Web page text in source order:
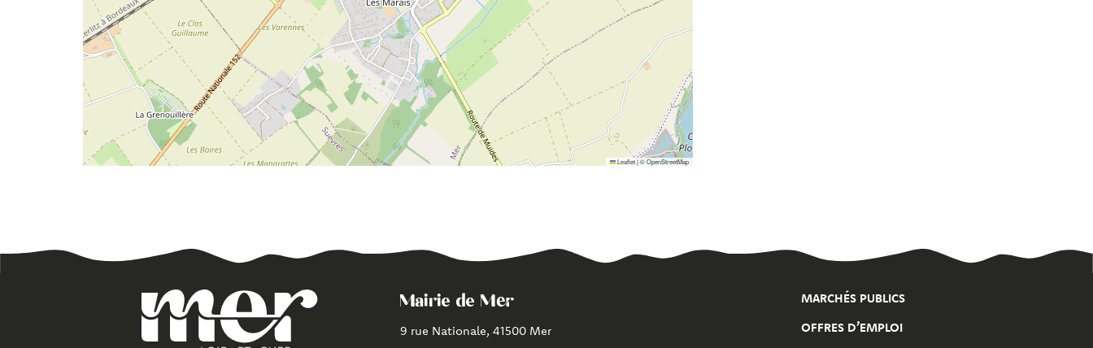
Leaflet|©OpenStreetMap
Mairie de Mer
9 rue Nationale, 41500 Mer
MARCHÉS PUBLICS
OFFRES D’EMPLOI